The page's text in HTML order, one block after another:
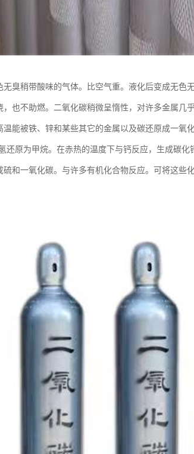
臭稍带酸味的气体。比空气重。液化后变成无色
，也不助燃。二氧化碳稍微呈惰性，对许多金属几
能被铁、锌和某些其它的金属以及碳还原成一氧
还原为甲烷。在赤热的温度下与钙反应，生成碳
和一氧化碳。与许多有机化合物反应。可将这些